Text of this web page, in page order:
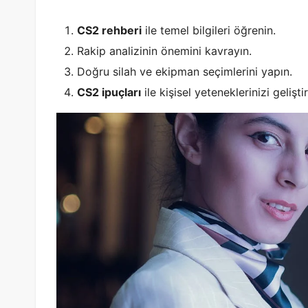
CS2 rehberi ile temel bilgileri öğrenin.
Rakip analizinin önemini kavrayın.
Doğru silah ve ekipman seçimlerini yapın.
CS2 ipuçları ile kişisel yeteneklerinizi